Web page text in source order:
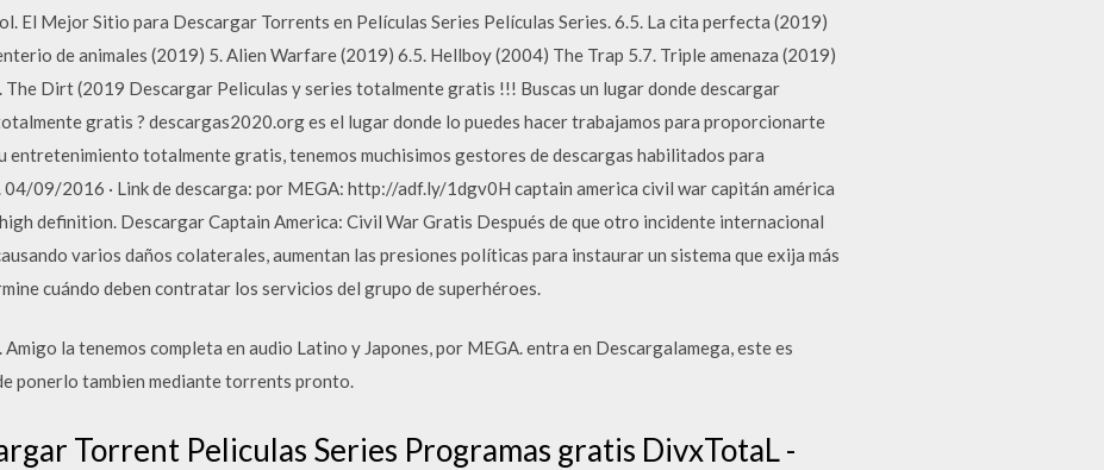
El Mejor Sitio para Descargar Torrents en Películas Series Películas Series. 6.5. La cita perfecta (2019)
de animales (2019) 5. Alien Warfare (2019) 6.5. Hellboy (2004) The Trap 5.7. Triple amenaza (2019)
The Dirt (2019 Descargar Peliculas y series totalmente gratis !!! Buscas un lugar donde descargar
gratis ? descargas2020.org es el lugar donde lo puedes hacer trabajamos para proporcionarte
totalmente gratis, tenemos muchisimos gestores de descargas habilitados para
04/09/2016 · Link de descarga: por MEGA: http://adf.ly/1dgv0H captain america civil war capitán américa
definition. Descargar Captain America: Civil War Gratis Después de que otro incidente internacional
varios daños colaterales, aumentan las presiones políticas para instaurar un sistema que exija más
cuándo deben contratar los servicios del grupo de superhéroes.
la tenemos completa en audio Latino y Japones, por MEGA. entra en Descargalamega, este es
ponerlo tambien mediante torrents pronto.
Torrent Peliculas Series Programas gratis DivxTotaL -